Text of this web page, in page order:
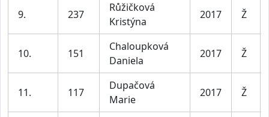
9. 237
Růžičková
Kristýna
2017 Ž
10. 151
Chaloupková
Daniela
2017 Ž
11. 117
Dupačová
Marie
2017 Ž